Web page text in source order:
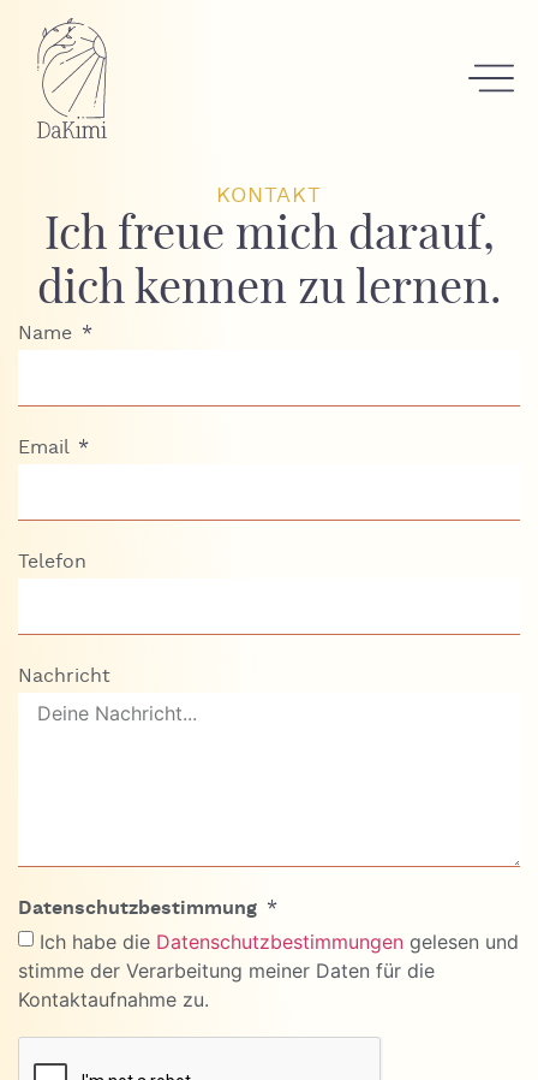
KONTAKT
Ich freue mich darauf,
dich kennen zu lernen.
Name
Email
Telefon
Nachricht
Datenschutzbestimmung
Ich habe die Datenschutzbestimmungen gelesen und
stimme der Verarbeitung meiner Daten für die
Kontaktaufnahme zu.